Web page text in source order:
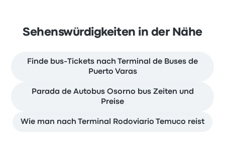
Sehenswürdigkeiten in der Nähe
Finde bus-Tickets nach Terminal de Buses de
Puerto Varas
Parada de Autobus Osorno bus Zeiten und
Preise
Wie man nach Terminal Rodoviario Temuco reist